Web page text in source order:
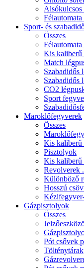
Sport- és
Összes
Kis kaliberű
Match
Szabadidős
Szabadidős
CO2
Sport
Maroklőfegyverek
Összes
Kis kaliberű
Pisztolyok
Kis kaliberű
Revolverek
Különböző
Hosszú
Gázpisztolyok
Összes
Pót csővek
Tölténytárak